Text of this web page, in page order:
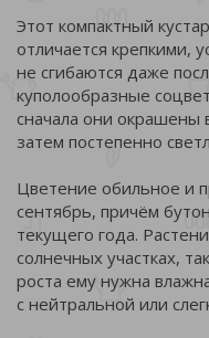
Этот компактный
отличается крепкими,
не сгибаются даже
куполообразные
сначала они окрашены
затем постепенно
Цветение обильное и
сентябрь, причём
текущего года.
солнечных участках,
роста ему нужна
с нейтральной или